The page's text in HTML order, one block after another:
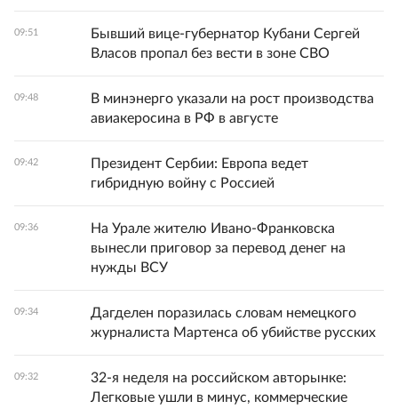
09:51
Бывший вице‑губернатор Кубани Сергей
Власов пропал без вести в зоне СВО
09:48
В минэнерго указали на рост производства
авиакеросина в РФ в августе
09:42
Президент Сербии: Европа ведет
гибридную войну с Россией
09:36
На Урале жителю Ивано-Франковска
вынесли приговор за перевод денег на
нужды ВСУ
09:34
Дагделен поразилась словам немецкого
журналиста Мартенса об убийстве русских
09:32
32-я неделя на российском авторынке:
Легковые ушли в минус, коммерческие